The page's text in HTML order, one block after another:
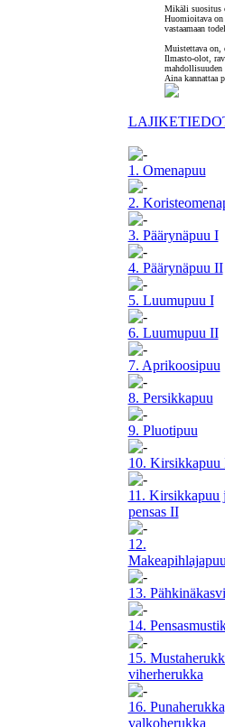
Mikäli suositus
Huomioitava on
vastaamaan
Muistettava on,
Ilmasto-olot,
mahdollisuuden
Aina kannattaa
1. Omenapuu
2.
3. Päärynäpuu I
4. Päärynäpuu II
5. Luumupuu I
6. Luumupuu II
7. Aprikoosipuu
8. Persikkapuu
9. Pluotipuu
10. Kirsikkapuu
11. Kirsikkapuu
pensas II
12.
Makeapihlajapuu
13.
14.
15.
viherherukka
16.
valkoherukka